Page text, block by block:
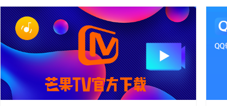
迅雷影音
迅雷影音是迅雷公司推出的一款媒体播放器，是无广告、全
格式、强解码、多网盘直连、智能字幕、多端同步的全能观
影播放器，适合本地/在线/云端视频一站式播放与管理。操
作简单易上手，适配电脑各类视频播放需求，日常...
2026-05-11
金
护